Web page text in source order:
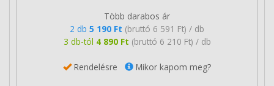
Több darabos ár
2 db 5 190 Ft (bruttó 6 591 Ft) / db
3 db-tól 4 890 Ft (bruttó 6 210 Ft) / db
Rendelésre Mikor kapom meg?